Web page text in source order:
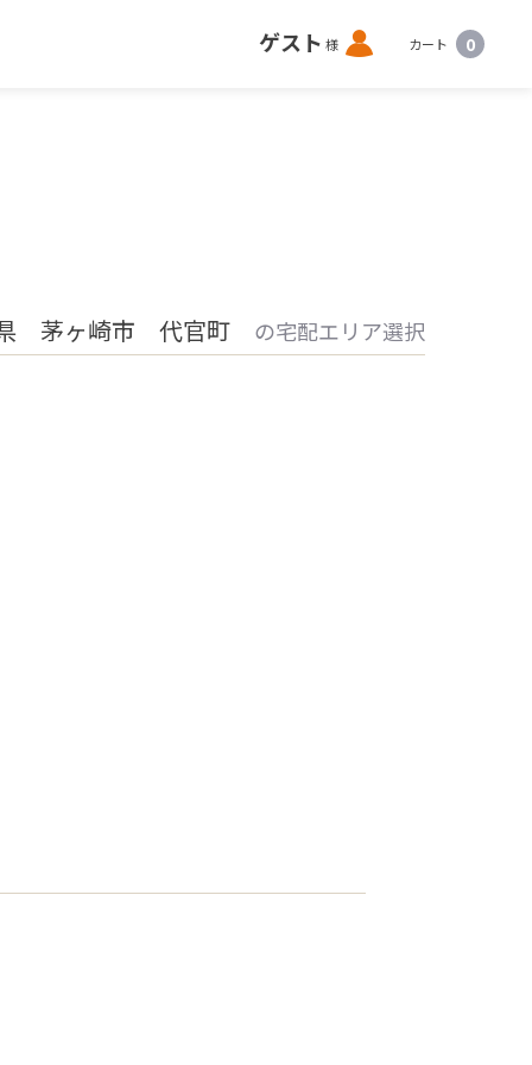
ゲスト 様 ロ
グ
カート 0
茅ヶ崎市 代官町 の宅配エリア選択